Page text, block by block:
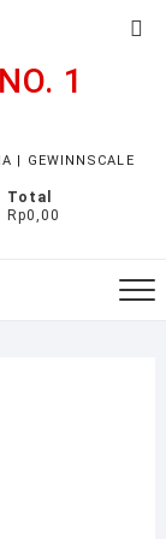
1
| GEWINNSCALE
Total
Rp0,00